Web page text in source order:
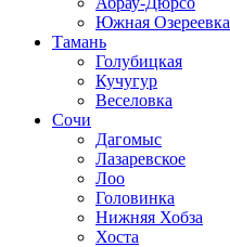
Южная Озереевка
Тамань
Голубицкая
Кучугур
Веселовка
Сочи
Дагомыс
Лазаревское
Лоо
Головинка
Нижняя Хобза
Хоста